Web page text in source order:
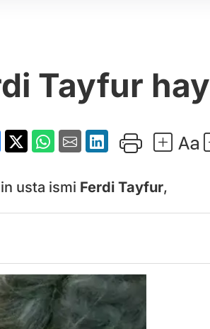
Tayfur
usta ismi Ferdi Tayfur,